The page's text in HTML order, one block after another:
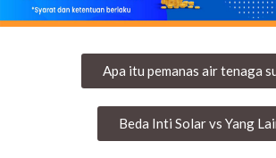
Apa itu pemanas air tenaga
Beda Inti Solar vs Yang